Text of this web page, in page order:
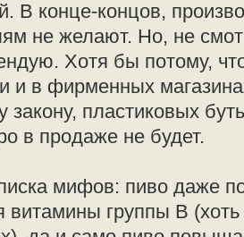
В конце-концов,
не желают. Но, не
Хотя бы потому,
и в фирменных
закону, пластиковых
в продаже не будет.
мифов: пиво даже
витамины группы В